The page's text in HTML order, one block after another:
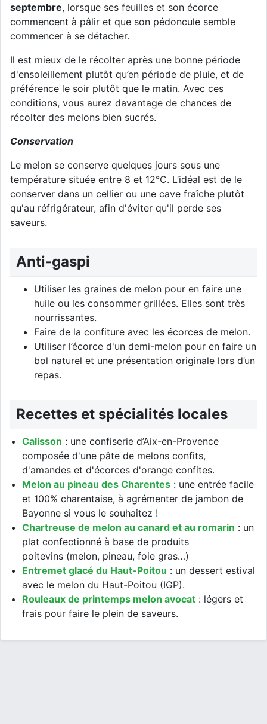
septembre, lorsque ses feuilles et son écorce
commencent à pâlir et que son pédoncule semble
commencer à se détacher.
Il est mieux de le récolter après une bonne période
d'ensoleillement plutôt qu’en période de pluie, et de
préférence le soir plutôt que le matin. Avec ces
conditions, vous aurez davantage de chances de
récolter des melons bien sucrés.
Conservation
Le melon se conserve quelques jours sous une
température située entre 8 et 12°C. L’idéal est de le
conserver dans un cellier ou une cave fraîche plutôt
qu'au réfrigérateur, afin d'éviter qu'il perde ses
saveurs.
Anti-gaspi
Utiliser les graines de melon pour en faire une
huile ou les consommer grillées. Elles sont très
nourrissantes.
Faire de la confiture avec les écorces de melon.
Utiliser l’écorce d'un demi-melon pour en faire un
bol naturel et une présentation originale lors d’un
repas.
Recettes et spécialités locales
Calisson : une confiserie d’Aix-en-Provence
composée d'une pâte de melons confits,
d'amandes et d'écorces d'orange confites.
Melon au pineau des Charentes : une entrée facile
et 100% charentaise, à agrémenter de jambon de
Bayonne si vous le souhaitez !
Chartreuse de melon au canard et au romarin : un
plat confectionné à base de produits
poitevins (melon, pineau, foie gras…)
Entremet glacé du Haut-Poitou : un dessert estival
avec le melon du Haut-Poitou (IGP).
Rouleaux de printemps melon avocat : légers et
frais pour faire le plein de saveurs.